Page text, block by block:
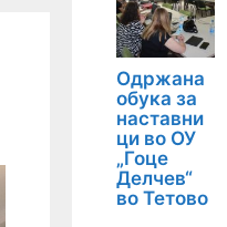
Одржана
обука за
наставни
ци во ОУ
„Гоце
Делчев“
во Тетово